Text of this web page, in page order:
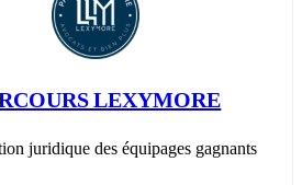
LEXYMORE
juridique des équipages gagnants